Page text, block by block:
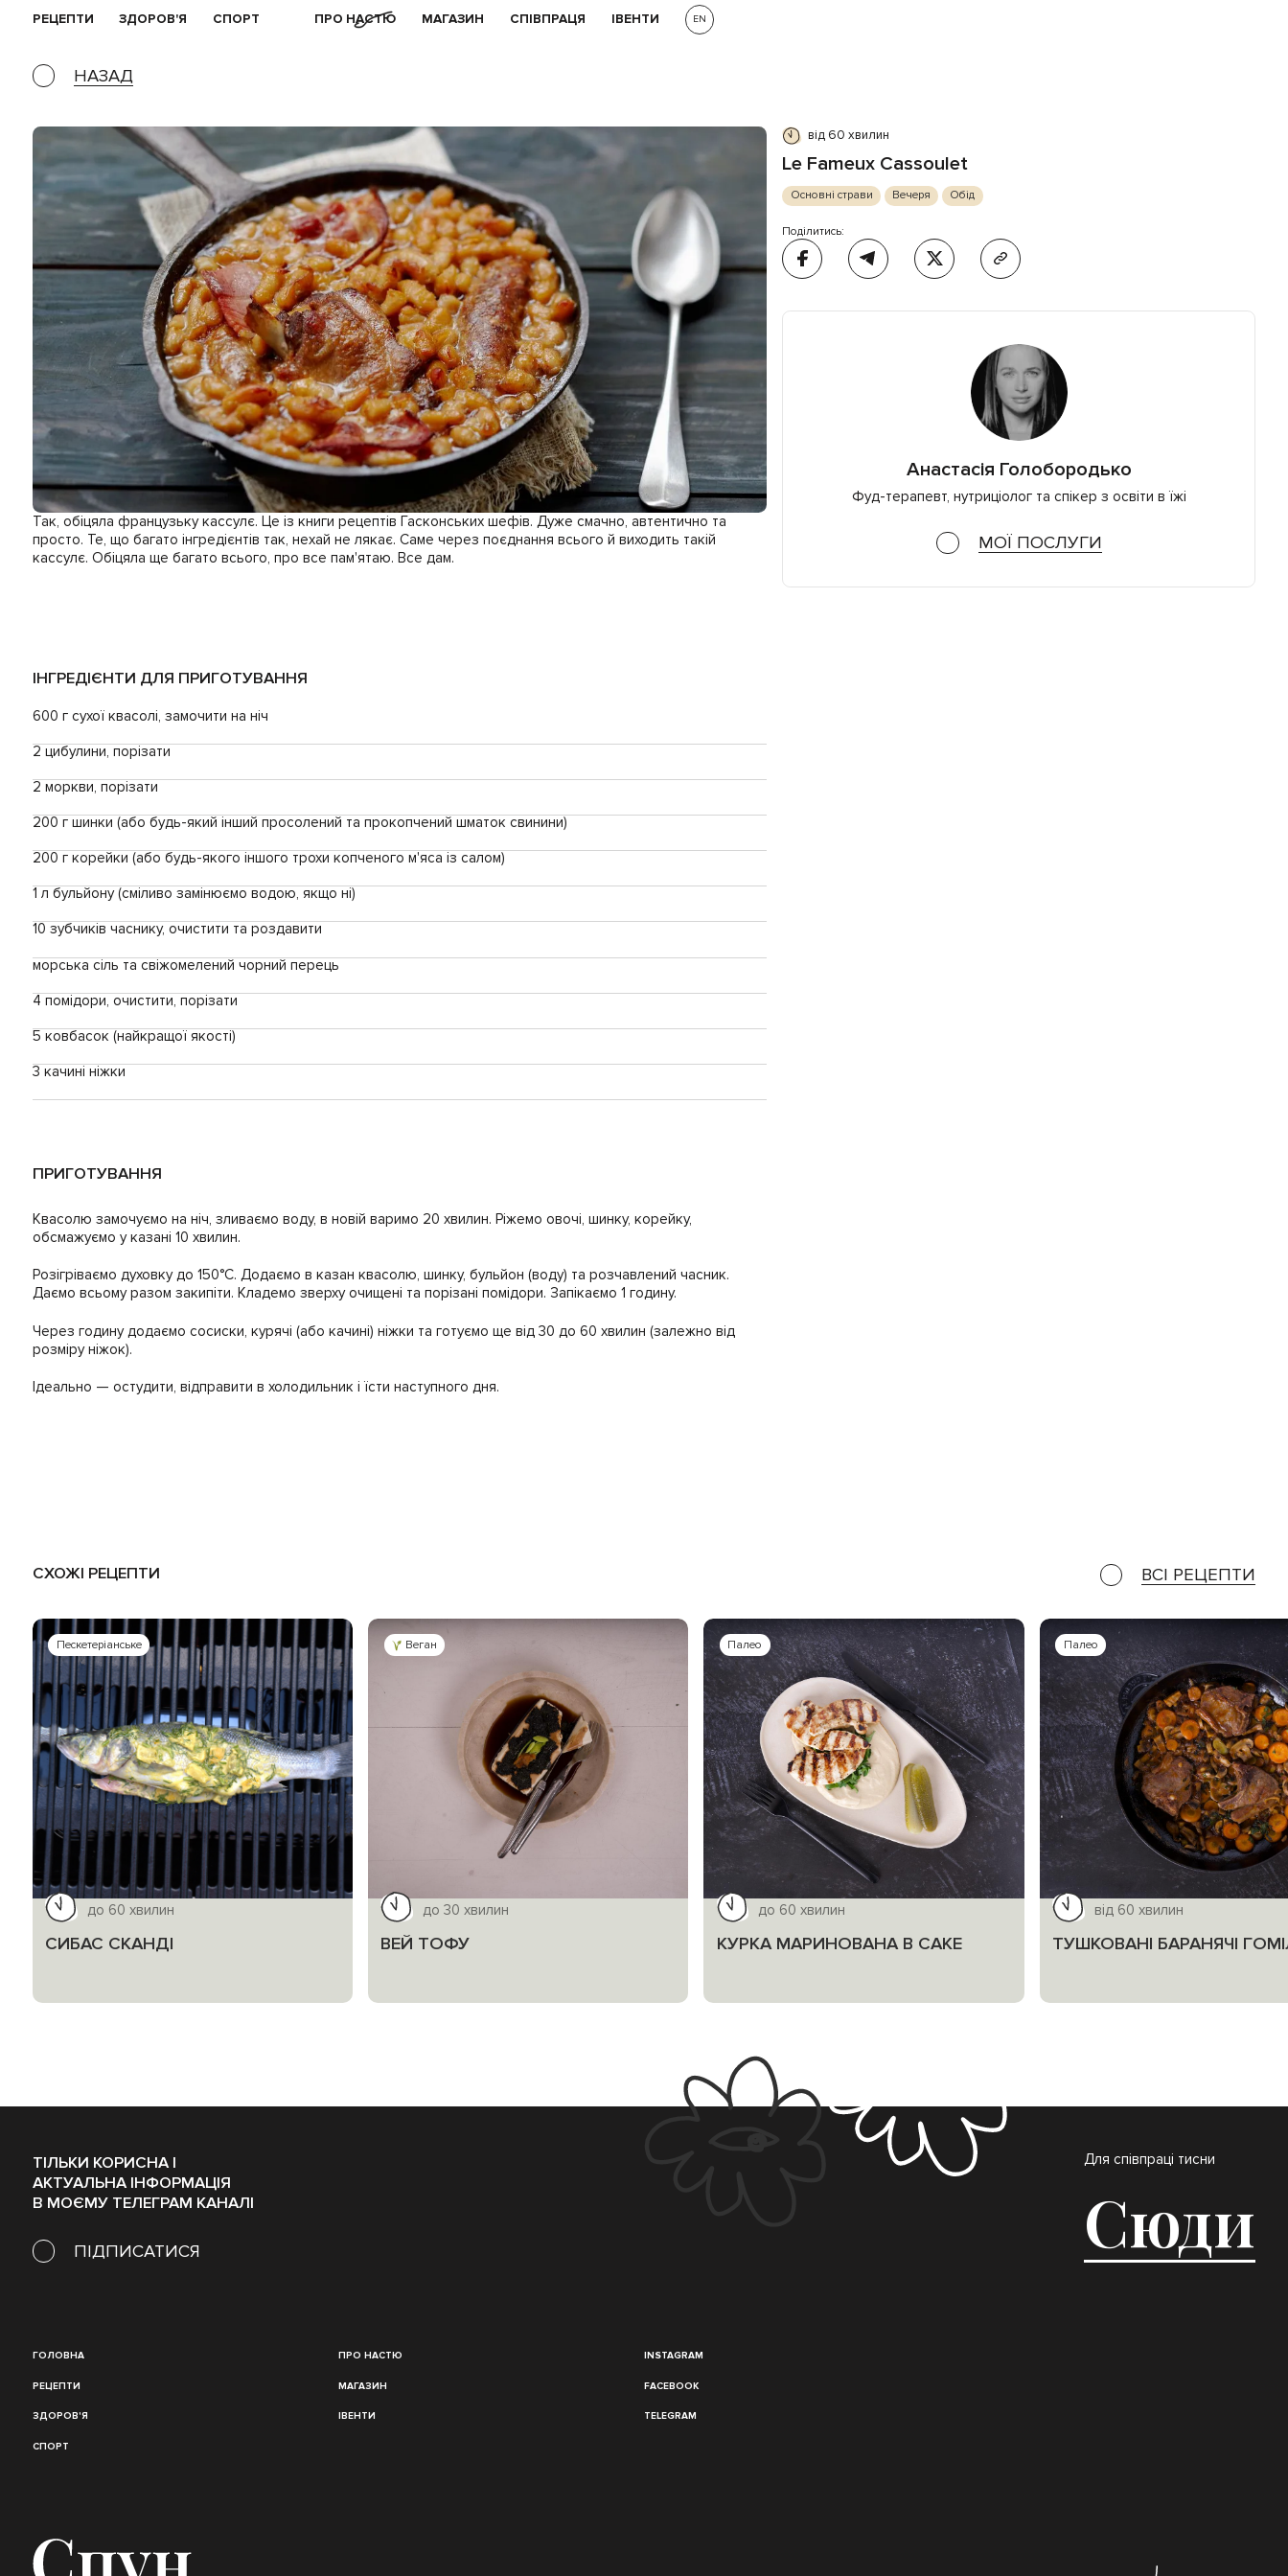
EN
РЕЦЕПТИ ЗДОРОВ'Я СПОРТ ПРО НАСТЮ МАГАЗИН СПІВПРАЦЯ ІВЕНТИ
НАЗАД
Так, обіцяла французьку кассулє. Це із книги рецептів Гасконських шефів. Дуже смачно, автентично та
просто. Те, що багато інгредієнтів так, нехай не лякає. Саме через поєднання всього й виходить такій
кассулє. Обіцяла ще багато всього, про все пам'ятаю. Все дам.
ІНГРЕДІЄНТИ ДЛЯ ПРИГОТУВАННЯ
600 г сухої квасолі, замочити на ніч
2 цибулини, порізати
2 моркви, порізати
200 г шинки (або будь-який інший просолений та прокопчений шматок свинини)
200 г корейки (або будь-якого іншого трохи копченого м'яса із салом)
1 л бульйону (сміливо замінюємо водою, якщо ні)
10 зубчиків часнику, очистити та роздавити
морська сіль та свіжомелений чорний перець
4 помідори, очистити, порізати
5 ковбасок (найкращої якості)
3 качині ніжки
ПРИГОТУВАННЯ
Квасолю замочуємо на ніч, зливаємо воду, в новій варимо 20 хвилин. Ріжемо овочі, шинку, корейку,
обсмажуємо у казані 10 хвилин.
Розігріваємо духовку до 150°C. Додаємо в казан квасолю, шинку, бульйон (воду) та розчавлений часник.
Даємо всьому разом закипіти. Кладемо зверху очищені та порізані помідори. Запікаємо 1 годину.
Через годину додаємо сосиски, курячі (або качині) ніжки та готуємо ще від 30 до 60 хвилин (залежно від
розміру ніжок).
Ідеально — остудити, відправити в холодильник і їсти наступного дня.
від 60 хвилин
Le Fameux Cassoulet
Основні страви Вечеря Обід
Поділитись:
Анастасія Голобородько
Фуд-терапевт, нутриціолог та спікер з освіти в їжі
МОЇ ПОСЛУГИ
СХОЖІ РЕЦЕПТИ ВСІ РЕЦЕПТИ
Пескетеріанське
до 60 хвилин
СИБАС СКАНДІ
Веган
до 30 хвилин
ВЕЙ ТОФУ
Палео
до 60 хвилин
КУРКА МАРИНОВАНА В САКЕ
Палео
від 60 хвилин
ТУШКОВАНІ БАРАНЯЧІ
ТІЛЬКИ КОРИСНА І
АКТУАЛЬНА ІНФОРМАЦІЯ
В МОЄМУ ТЕЛЕГРАМ КАНАЛІ
ПІДПИСАТИСЯ
Для співпраці тисни
Сюди
ГОЛОВНА
РЕЦЕПТИ
ЗДОРОВ'Я
СПОРТ
ПРО НАСТЮ
МАГАЗИН
ІВЕНТИ
INSTAGRAM
FACEBOOK
TELEGRAM